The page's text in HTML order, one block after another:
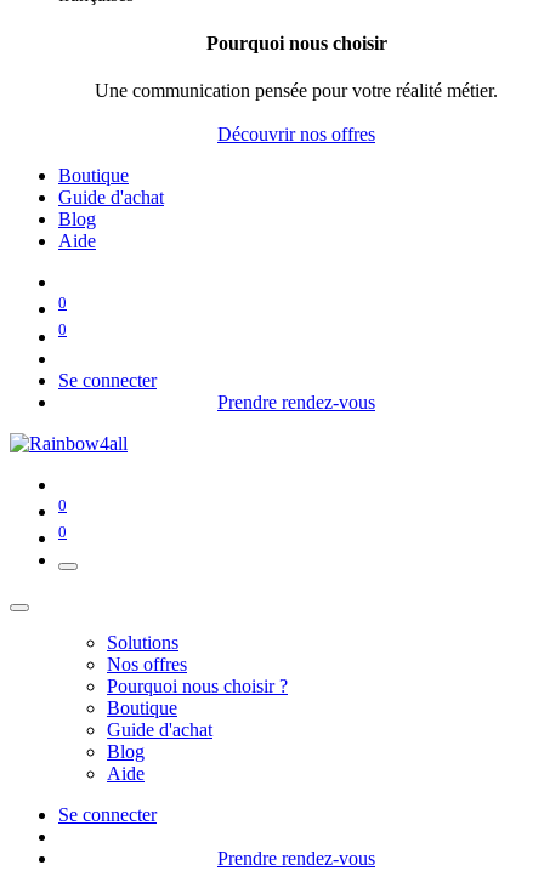
Pourquoi nous choisir
Une communication pensée pour votre réalité métier.
Découvrir nos offres
Boutique
Guide d'achat
Blog
Aide
0
0
Se connecter
Prendre rendez-vous
0
0
Solutions
Nos offres
Pourquoi nous choisir ?
Boutique
Guide d'achat
Blog
Aide
Se connecter
Prendre rendez-vous